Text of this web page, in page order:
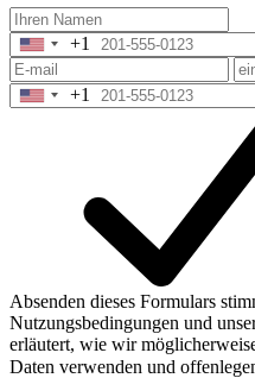
United
States
+1
+1
United
+1
Absenden dieses Formulars
Nutzungsbedingungen und
erläutert, wie wir
Daten verwenden und